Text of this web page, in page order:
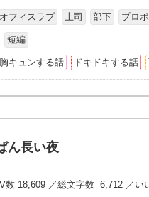
オフィスラブ 上司 部下 プロ
短編
胸キュンする話 ドキドキする話
ん長い夜
数 18,609 ／総文字数 6,712 ／い